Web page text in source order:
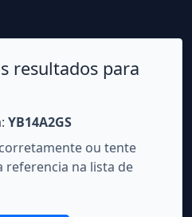
resultados para
YB14A2GS
ou tente
referencia na lista de